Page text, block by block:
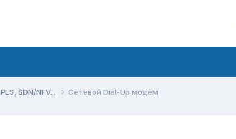
SDN/NFV... Сетевой Dial-Up модем